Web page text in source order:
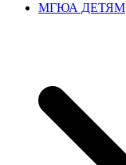
МГЮА ДЕТЯМ